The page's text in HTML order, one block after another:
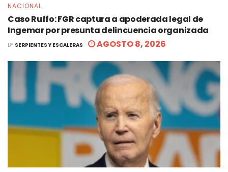
NACIONAL
Caso Ruffo: FGR captura a apoderada legal de
Ingemar por presunta delincuencia organizada
BY SERPIENTES Y ESCALERAS AGOSTO 8, 2026